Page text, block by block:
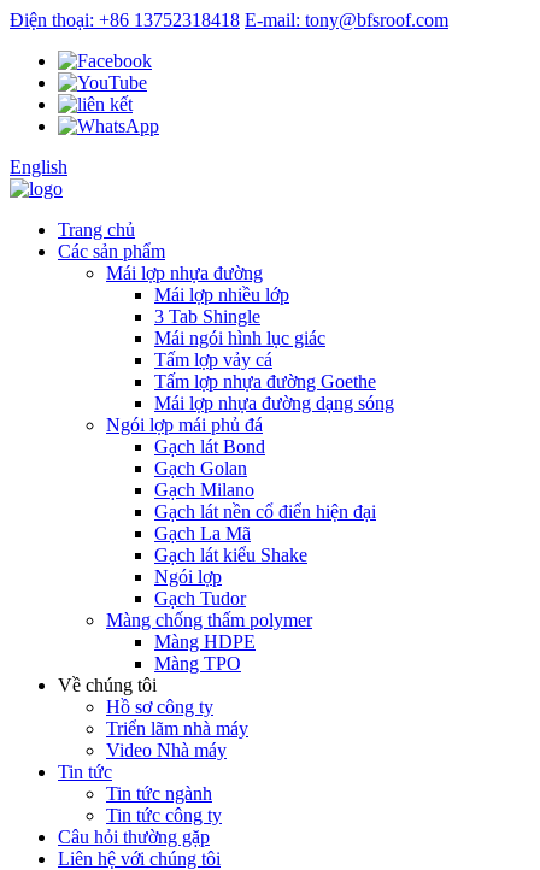
Điện thoại: +86 13752318418 E-mail: tony@bfsroof.com
English
Trang chủ
Các sản phẩm
Mái lợp nhựa đường
Mái lợp nhiều lớp
3 Tab Shingle
Mái ngói hình lục giác
Tấm lợp vảy cá
Tấm lợp nhựa đường Goethe
Mái lợp nhựa đường dạng sóng
Ngói lợp mái phủ đá
Gạch lát Bond
Gạch Golan
Gạch Milano
Gạch lát nền cổ điển hiện đại
Gạch La Mã
Gạch lát kiểu Shake
Ngói lợp
Gạch Tudor
Màng chống thấm polymer
Màng HDPE
Màng TPO
Về chúng tôi
Hồ sơ công ty
Triển lãm nhà máy
Video Nhà máy
Tin tức
Tin tức ngành
Tin tức công ty
Câu hỏi thường gặp
Liên hệ với chúng tôi